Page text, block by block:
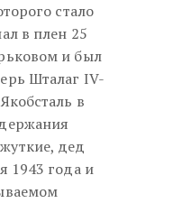
стало
в плен 25
и был
Шталаг IV-
в
дед
1943 года и